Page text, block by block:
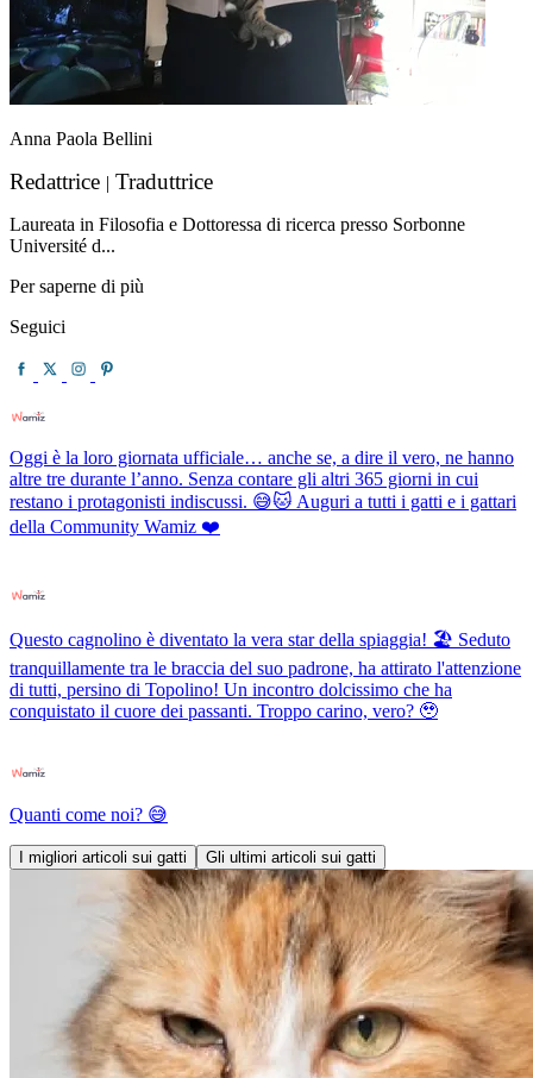
Anna Paola Bellini
Redattrice | Traduttrice
Laureata in Filosofia e Dottoressa di ricerca presso Sorbonne
Université d...
Per saperne di più
Seguici
Oggi è la loro giornata ufficiale… anche se, a dire il vero, ne hanno
altre tre durante l’anno. Senza contare gli altri 365 giorni in cui
restano i protagonisti indiscussi. 😅🐱 Auguri a tutti i gatti e i gattari
della Community Wamiz ❤️
Questo cagnolino è diventato la vera star della spiaggia! 🏖️ Seduto
tranquillamente tra le braccia del suo padrone, ha attirato l'attenzione
di tutti, persino di Topolino! Un incontro dolcissimo che ha
conquistato il cuore dei passanti. Troppo carino, vero? 🥹
Quanti come noi? 😅
I migliori articoli sui gatti Gli ultimi articoli sui gatti